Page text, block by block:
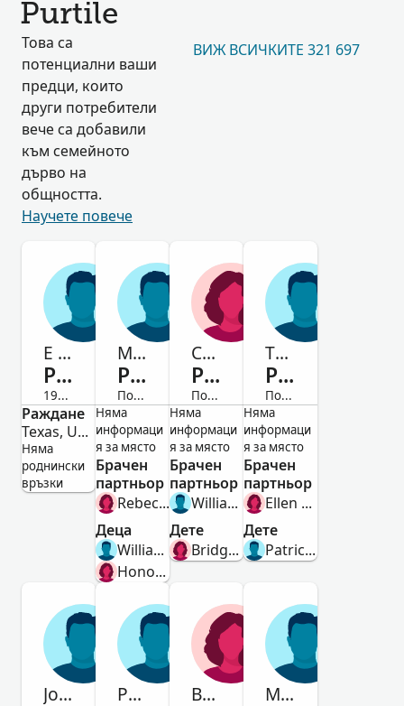
Purtile
Това са
потенциални ваши
предци, които
други потребители
вече са добавили
към семейното
дърво на
общността.
Научете повече
ВИЖ ВСИЧКИТЕ 321 697
E Benet
Purtile
1919-Починал/а
мъж
Раждане
Texas, United States
Няма
роднински
връзки
Michael
Purtile
Починал/а
мъж
Няма
информаци
я за място
Брачен
партньор
Rebecca White
Деца
William Purtile
Honoria Purtile
Catharine
Purtile
Починал/а
жена
Няма
информаци
я за място
Брачен
партньор
William Hammond
Дете
Bridget Hammond
Thomas
Purtile
Починал/а
мъж
Няма
информаци
я за място
Брачен
партньор
Ellen Mcnamara
Дете
Patrick Purtile
John Patrick Bridget Maurice